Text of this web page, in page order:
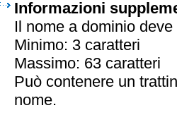
Informazioni
Il nome a dominio
Minimo: 3 caratteri
Massimo: 63 caratteri
Può contenere un
nome.